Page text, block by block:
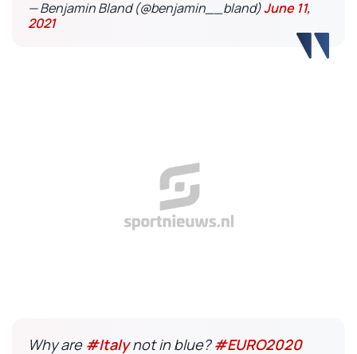
— Benjamin Bland (@benjamin__bland)June 11,
2021
Why are #Italynot in blue?#EURO2020